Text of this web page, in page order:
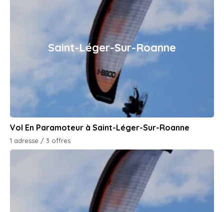
Saint-Léger-Sur-Roanne
Vol En Paramoteur à Saint-Léger-Sur-Roanne
1 adresse / 3 offres